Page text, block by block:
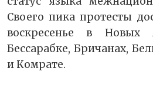
Своего пика протесты
воскресенье в Новых
Бессарабке, Бричанах,
и Комрате.